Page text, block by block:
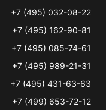
+7 (495) 032-08-22
+7 (495) 162-90-81
+7 (495) 085-74-61
+7 (495) 989-21-31
+7 (495) 431-63-63
+7 (499) 653-72-12